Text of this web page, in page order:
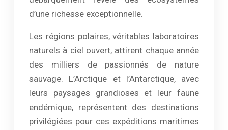
d’une richesse exceptionnelle.
Les régions polaires, véritables laboratoires
naturels à ciel ouvert, attirent chaque année
des milliers de passionnés de nature
sauvage. L’Arctique et l’Antarctique, avec
leurs paysages grandioses et leur faune
endémique, représentent des destinations
privilégiées pour ces expéditions maritimes